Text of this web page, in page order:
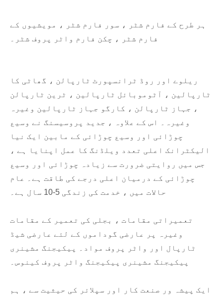
ہر طرح کے فارم شٹر ، سور فارم شٹر ، مویشیوں کے
فارم شٹر ، چکن فارم واٹر پروف شٹر۔
ریلوے اور روڈ ٹرانسپورٹ ٹارپالن ، گھاٹی کا
ٹارپالین ، آٹوموبائل ٹارپالین ، ٹرین ٹارپالن
، جہاز ٹارپالن ، کارگو جہاز ٹارپالین وغیرہ
وغیرہ۔ اس کے علاوہ ، جدید پروسیسنگ نے وسیع
چوڑائی اور وسیع چوڑائی کے مابین ایک نیا
الیکٹرانک اعلی تعدد ویلڈنگ کا عمل اپنایا ہے ،
جس میں روایتی ضرورت سے زیادہ چوڑائی اور وسیع
چوڑائی کے درمیان اعلی درجے کی طاقت ہے۔ عام
حالات میں ، خدمت کی زندگی 5-10 سال ہے۔
تعمیراتی مقامات ، بجلی کی تعمیر کے مقامات
وغیرہ پر عارضی گوداموں کے لئے عارضی شیڈ
ٹارپال اور واٹر پروف مواد۔ پیکیجنگ مشینری
پیکیجنگ مشینری پیکیجنگ واٹر پروف کینوس۔
ایک پیشہ ور صنعت کار اور سپلائر کی حیثیت سے ، ہم